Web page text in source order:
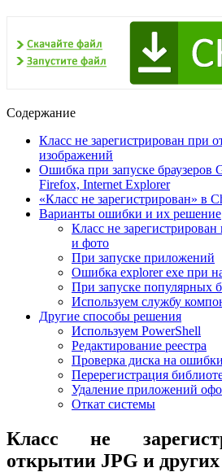
Содержание
Класс не зарегистрирован при
изображений
Ошибка при запуске браузеров
Firefox, Internet Explorer
«Класс не зарегистрирован» в
Варианты ошибки и их решение
Класс не
и фото
При запуске приложений
Ошибка explorer exe при
При запуске популярных
Используем службу
Другие способы решения
Используем PowerShell
Редактирование реестра
Проверка диска на ошибки
Перерегистрация
Удаление приложений
Откат системы
Класс не
открытии JPG и